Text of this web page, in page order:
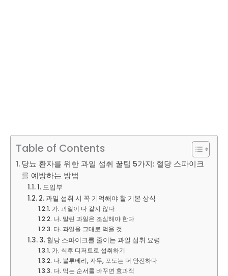
Table of Contents
당뇨 환자를 위한 과일 섭취 꿀팁 5가지: 혈당 스파이크
를 예방하는 방법
1. 도입부
2. 과일 섭취 시 꼭 기억해야 할 기본 상식
가. 과일이 다 같지 않다
나. 말린 과일은 조심해야 한다
다. 과일을 그대로 먹을 것
3. 혈당 스파이크를 줄이는 과일 섭취 요령
가. 식후 디저트로 섭취하기
나. 블루베리, 자두, 포도는 더 안전하다
다. 먹는 순서를 바꾸면 효과적